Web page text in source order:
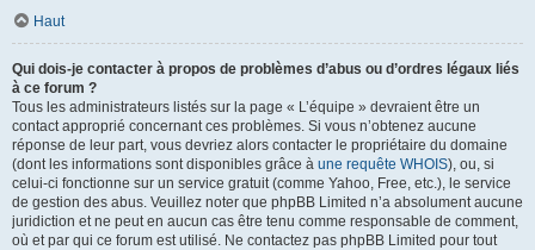
Haut
Qui dois-je contacter à propos de problèmes d’abus ou d’ordres légaux liés
à ce forum ?
Tous les administrateurs listés sur la page « L’équipe » devraient être un
contact approprié concernant ces problèmes. Si vous n’obtenez aucune
réponse de leur part, vous devriez alors contacter le propriétaire du domaine
(dont les informations sont disponibles grâce à une requête WHOIS), ou, si
celui-ci fonctionne sur un service gratuit (comme Yahoo, Free, etc.), le service
de gestion des abus. Veuillez noter que phpBB Limited n’a absolument aucune
juridiction et ne peut en aucun cas être tenu comme responsable de comment,
où et par qui ce forum est utilisé. Ne contactez pas phpBB Limited pour tout